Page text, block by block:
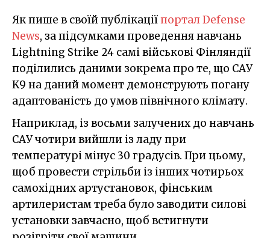
Як пише в своїй публікаціїпортал Defense
News, за підсумками проведення навчань
Lightning Strike 24 самі військові Фінляндії
поділились даними зокрема про те, що САУ
K9 на даний момент демонструють погану
адаптованість до умов північного клімату.
Наприклад, із восьми залучених до навчань
САУ чотири вийшли із ладу при
температурі мінус 30 градусів. При цьому,
щоб провести стрільби із інших чотирьох
самохідних артустановок, фінським
артилеристам треба було заводити силові
установки завчасно, щоб встигнути